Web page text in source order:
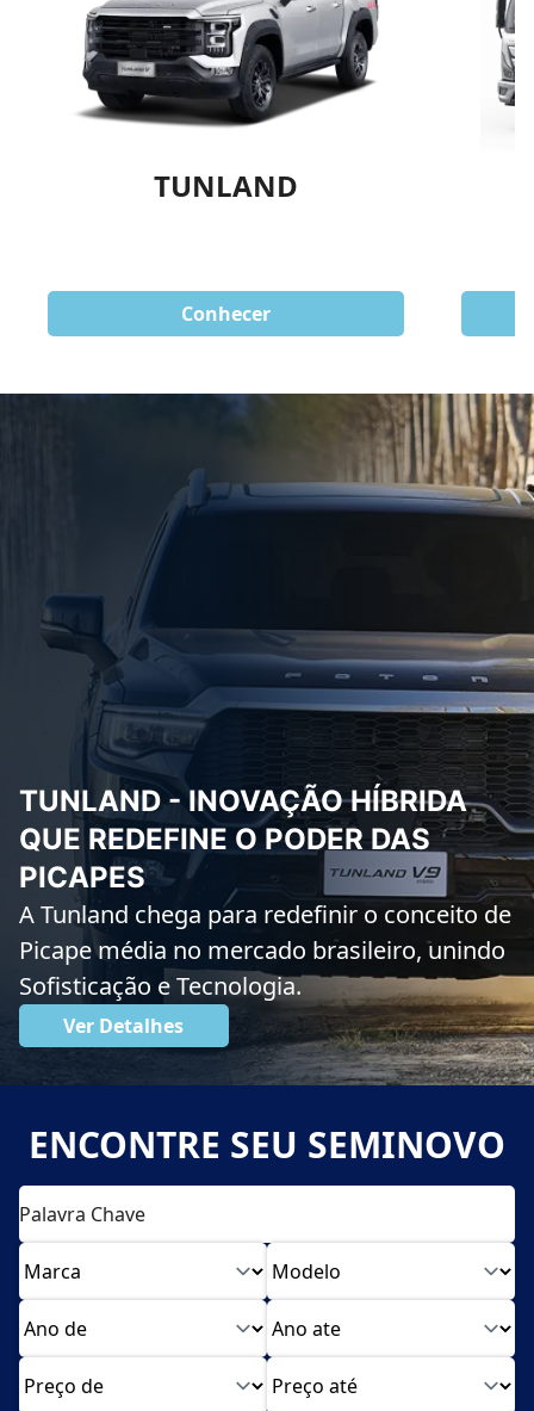
TUNLAND
Conhecer
TUNLAND - INOVAÇÃO HÍBRIDA
QUE REDEFINE O PODER DAS
PICAPES
A Tunland chega para redefinir o conceito de
Picape média no mercado brasileiro, unindo
Sofisticação e Tecnologia.
Ver Detalhes
ENCONTRE SEU SEMINOVO